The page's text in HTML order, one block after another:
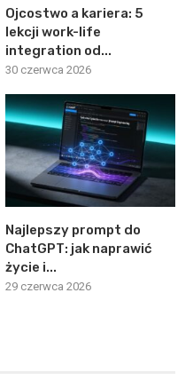
Ojcostwo a kariera: 5
lekcji work-life
integration od...
30 czerwca 2026
Najlepszy prompt do
ChatGPT: jak naprawić
życie i...
29 czerwca 2026